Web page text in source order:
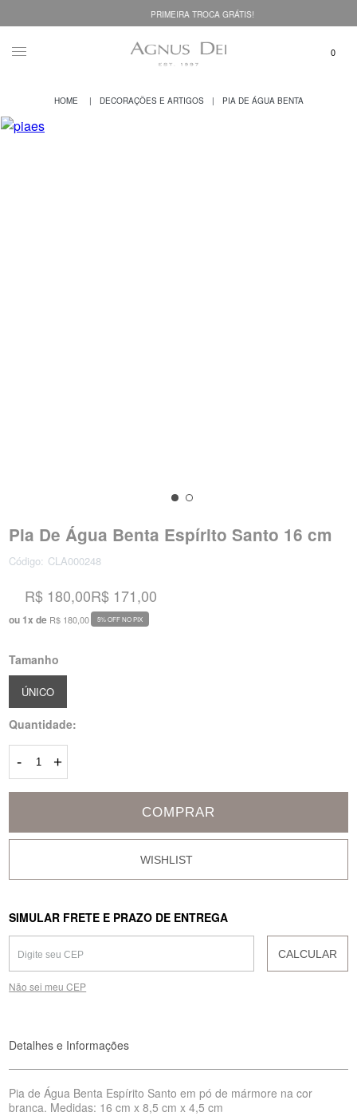
PRIMEIRA TROCA GRÁTIS!
DECORAÇÕES E ARTIGOS PIA DE ÁGUA BENTA
Pia De Água Benta Espírito Santo 16 cm
Código: CLA000248
R$ 180,00
ou 1x de R$ 180,00
R$ 171,00
5% OFF NO PIX
Tamanho
ÚNICO
Quantidade:
- +
COMPRAR
SIMULAR FRETE E PRAZO DE ENTREGA
CALCULAR
Não sei meu CEP
Detalhes e Informações
Pia de Água Benta Espírito Santo em pó de mármore na cor
branca. Medidas: 16 cm x 8,5 cm x 4,5 cm